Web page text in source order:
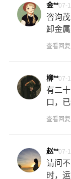
金**07-
咨询
卸金
查看回复
柳**07-
有二
口，
查看回复
赵**07-
请问
时，